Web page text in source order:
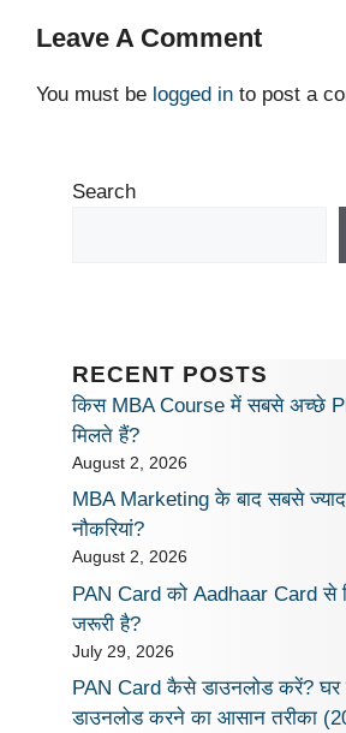
Leave A Comment
You must be logged in to post a
Search
RECENT POSTS
किस MBA Course में सबसे अच्छे
मिलते हैं?
August 2, 2026
MBA Marketing के बाद सबसे
नौकरियां?
August 2, 2026
PAN Card को Aadhaar Card से
जरूरी है?
July 29, 2026
PAN Card कैसे डाउनलोड करें? घर
डाउनलोड करने का आसान तरीका